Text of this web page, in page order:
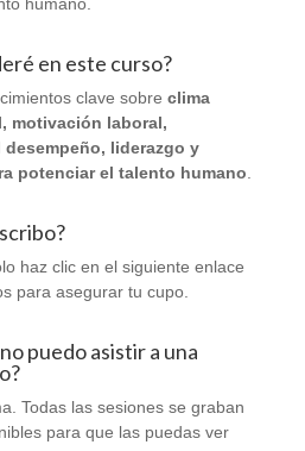
en este curso?
clave sobre clima
motivación laboral,
liderazgo y
potenciar el talento humano
haz clic en el siguiente enlace
para asegurar tu cupo.
puedo asistir a una
Todas las sesiones se graban
para que las puedas ver